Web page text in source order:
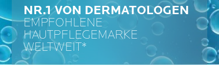
NR.1 VON DERMATOLOGEN
EMPFOHLENE
HAUTPFLEGEMARKE
WELTWEIT*